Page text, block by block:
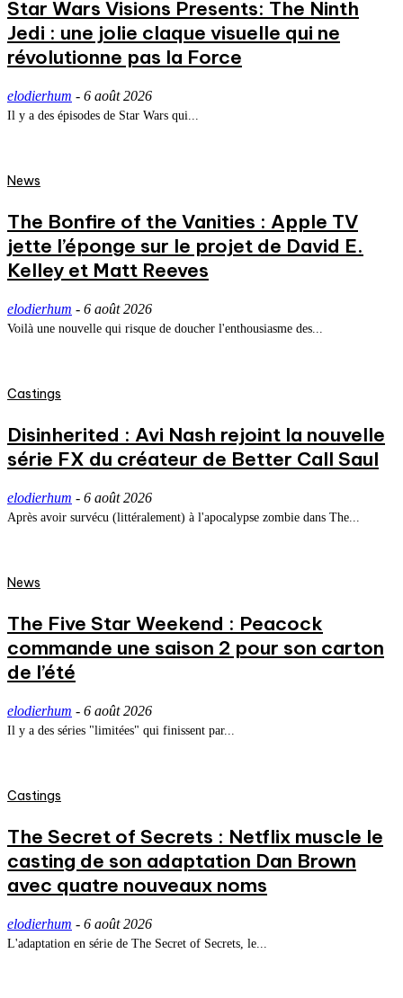
Star Wars Visions Presents: The Ninth
Jedi : une jolie claque visuelle qui ne
révolutionne pas la Force
elodierhum - 6 août 2026
Il y a des épisodes de Star Wars qui...
News
The Bonfire of the Vanities : Apple TV
jette l’éponge sur le projet de David E.
Kelley et Matt Reeves
elodierhum - 6 août 2026
Voilà une nouvelle qui risque de doucher l'enthousiasme des...
Castings
Disinherited : Avi Nash rejoint la nouvelle
série FX du créateur de Better Call Saul
elodierhum - 6 août 2026
Après avoir survécu (littéralement) à l'apocalypse zombie dans The...
News
The Five Star Weekend : Peacock
commande une saison 2 pour son carton
de l’été
elodierhum - 6 août 2026
Il y a des séries "limitées" qui finissent par...
Castings
The Secret of Secrets : Netflix muscle le
casting de son adaptation Dan Brown
avec quatre nouveaux noms
elodierhum - 6 août 2026
L'adaptation en série de The Secret of Secrets, le...